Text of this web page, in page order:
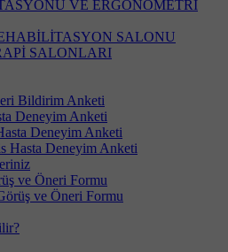
VE ERGONOMETRİ
SALONU
SALONLARI
Bildirim Anketi
Deneyim Anketi
Deneyim Anketi
Hasta Deneyim Anketi
ve Öneri Formu
ve Öneri Formu